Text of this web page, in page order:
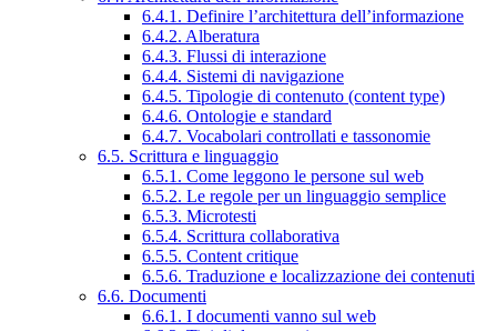
6.4.1. Definire l’architettura dell’informazione
6.4.2. Alberatura
6.4.3. Flussi di interazione
6.4.4. Sistemi di navigazione
6.4.5. Tipologie di contenuto (content type)
6.4.6. Ontologie e standard
6.4.7. Vocabolari controllati e tassonomie
6.5. Scrittura e linguaggio
6.5.1. Come leggono le persone sul web
6.5.2. Le regole per un linguaggio semplice
6.5.3. Microtesti
6.5.4. Scrittura collaborativa
6.5.5. Content critique
6.5.6. Traduzione e localizzazione dei contenuti
6.6. Documenti
6.6.1. I documenti vanno sul web